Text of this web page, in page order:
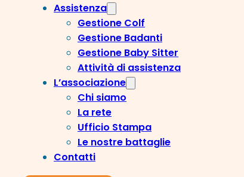
Assistenza
Gestione Colf
Gestione Badanti
Gestione Baby Sitter
Attività di assistenza
L’associazione
Chi siamo
La rete
Ufficio Stampa
Le nostre battaglie
Contatti